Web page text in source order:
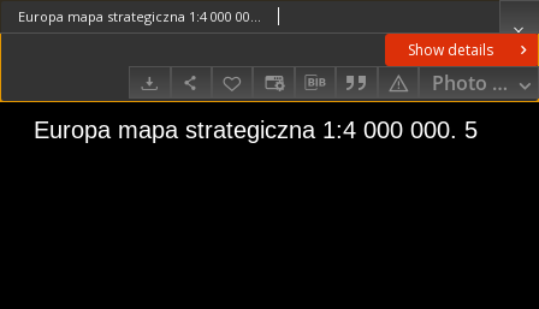
Show details
Photo
Europa mapa strategiczna 1:4 000 000. 5